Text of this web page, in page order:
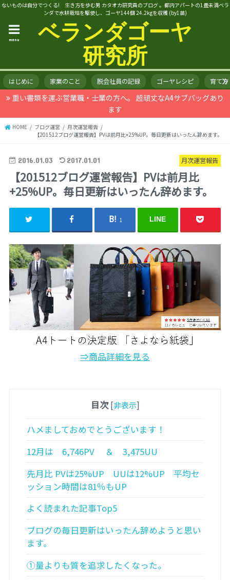
ないものは自分でつくる! 生き方を歩む男 カタオカ研究員のブログ 。都内アパートの1畳未満ベラ
ンダで水耕栽培を駆使し、ゴーヤ144個 24.2kgを収穫 (by1苗)
ベランダゴーヤ
研究所
menu
はじめに 家業のこと 脱会社員の記録 ゴーヤレシピ 育て方
重い書類を運ぶ営業職・士業の方へ。 超頑丈なA4サブバッグあり
ます
HOME ブログ運営
月次運営報告
【201512ブログ運営報告】PVは前月比+25%UP。毎日更新はいったん辞めます。
月次運営報告
2016.01.03 2017.01.01
【201512ブログ運営報告】PVは前月比
+25%UP。毎日更新はいったん辞めます。
1 LINE
⇒商品詳細を見る
目次 [非表示]
ハメましておめでとうございます！
12月は 6,746PV ＆ 3,475UU
先月比 PVは25%UP UUは12%UP 平均セ
ッション時間は81％もUP
よく読まれた記事Top5
ブログの毎日更新はいったん辞めようと思い
ます。
①量よりも質を追求したくなった。